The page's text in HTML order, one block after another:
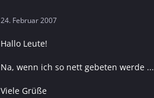
24. Februar 2007
Hallo Leute!
Na, wenn ich so nett gebeten werde ...
Viele Grüße